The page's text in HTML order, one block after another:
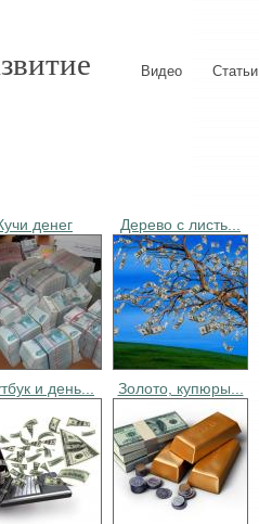
Видео Статьи
денег Дерево с листь...
и день... Золото, купюры...